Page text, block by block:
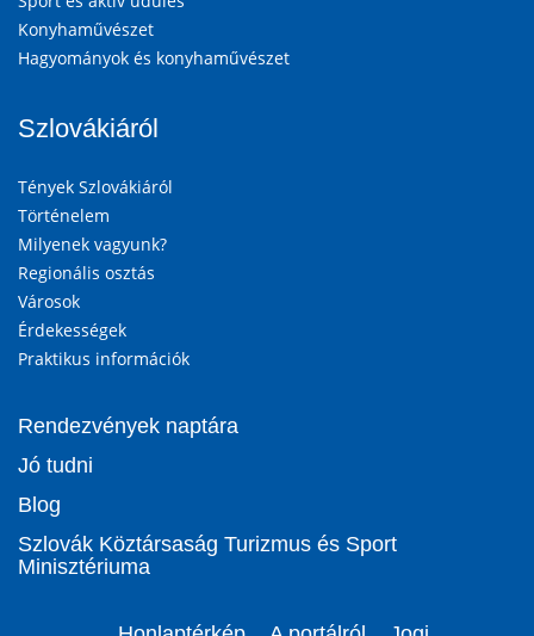
Konyhaművészet
Hagyományok és konyhaművészet
Szlovákiáról
Tények Szlovákiáról
Történelem
Milyenek vagyunk?
Regionális osztás
Városok
Érdekességek
Praktikus információk
Rendezvények naptára
Jó tudni
Blog
Szlovák Köztársaság Turizmus és Sport
Minisztériuma